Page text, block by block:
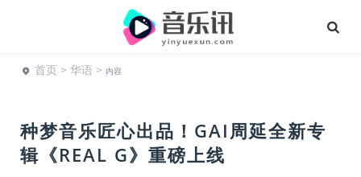
首页 > 华语 > 内容
种梦音乐匠心出品！GAI周延全新专
辑《REAL G》重磅上线